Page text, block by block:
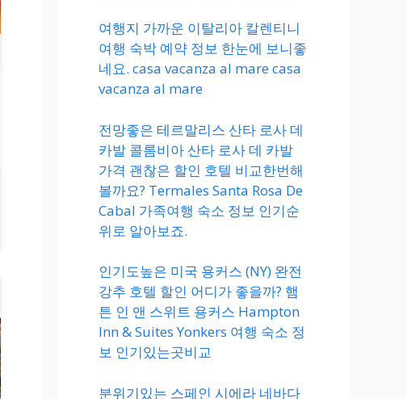
여행지 가까운 이탈리아 칼렌티니
여행 숙박 예약 정보 한눈에 보니좋
네요. casa vacanza al mare casa
vacanza al mare
전망좋은 테르말리스 산타 로사 데
카발 콜롬비아 산타 로사 데 카발
가격 괜찮은 할인 호텔 비교한번해
볼까요? Termales Santa Rosa De
Cabal 가족여행 숙소 정보 인기순
위로 알아보죠.
인기도높은 미국 용커스 (NY) 완전
강추 호텔 할인 어디가 좋을까? 햄
튼 인 앤 스위트 용커스 Hampton
Inn & Suites Yonkers 여행 숙소 정
보 인기있는곳비교
분위기있는 스페인 시에라 네바다